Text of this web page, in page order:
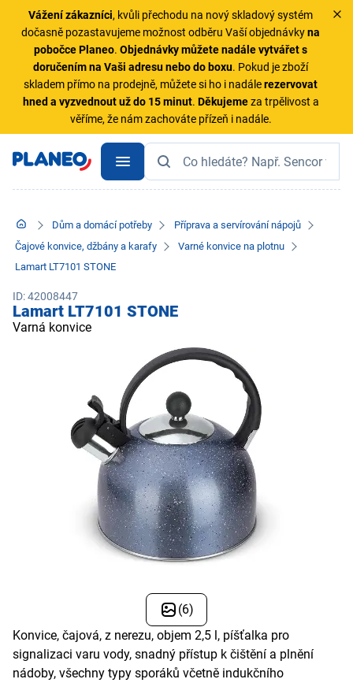
Vážení zákazníci, kvůli přechodu na nový skladový systém
dočasně pozastavujeme možnost odběru Vaší objednávkyna
pobočce Planeo.Objednávky můžete nadále vytvářet s
doručením na Vaši adresu nebo do boxu. Pokud je zboží
skladem přímo na prodejně, můžete si ho i nadálerezervovat
hned a vyzvednout už do 15 minut. Děkujemeza trpělivost a
věříme, že nám zachováte přízeň i nadále.
Dům a domácí potřeby
Příprava a servírování nápojů
Čajové konvice, džbány a karafy
Varné konvice na plotnu
Lamart LT7101 STONE
ID: 42008447
Lamart LT7101 STONE
Varná konvice
(6)
Konvice, čajová, z nerezu, objem 2,5 l, píšťalka pro
signalizaci varu vody, snadný přístup k čištění a plnění
nádoby, všechny typy sporáků včetně indukčního